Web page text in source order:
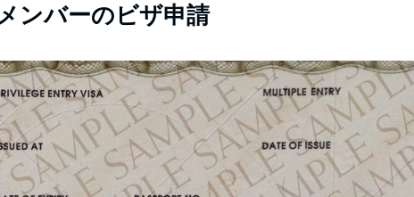
ンバーのビザ申請